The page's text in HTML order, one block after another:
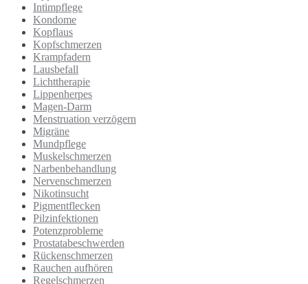
Intimpflege
Kondome
Kopflaus
Kopfschmerzen
Krampfadern
Lausbefall
Lichttherapie
Lippenherpes
Magen-Darm
Menstruation verzögern
Migräne
Mundpflege
Muskelschmerzen
Narbenbehandlung
Nervenschmerzen
Nikotinsucht
Pigmentflecken
Pilzinfektionen
Potenzprobleme
Prostatabeschwerden
Rückenschmerzen
Rauchen aufhören
Regelschmerzen